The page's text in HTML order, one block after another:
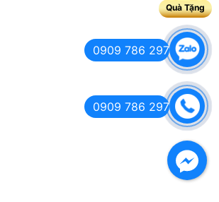
Quà Tặng
0909 786 297
0909 786 297